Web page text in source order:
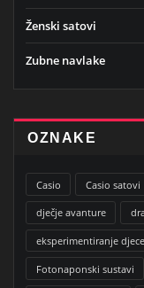
Ženski satovi
Zubne navlake
OZNAKE
Casio Casio satovi
dječje avanture
eksperimentiranje djece
Fotonaponski sustavi